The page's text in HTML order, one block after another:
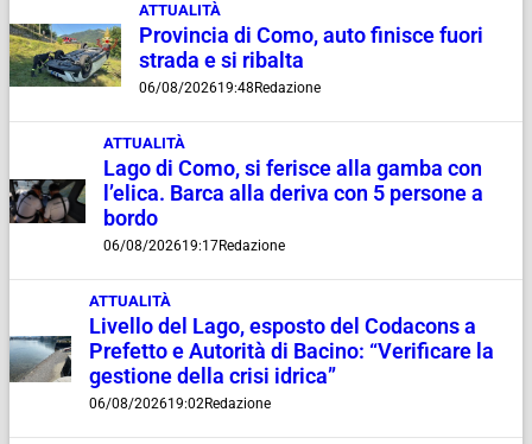
ATTUALITÀ
Provincia di Como, auto finisce fuori
strada e si ribalta
06/08/202619:48 Redazione
ATTUALITÀ
Lago di Como, si ferisce alla gamba con
l’elica. Barca alla deriva con 5 persone a
bordo
06/08/202619:17Redazione
ATTUALITÀ
Livello del Lago, esposto del Codacons a
Prefetto e Autorità di Bacino: “Verificare la
gestione della crisi idrica”
06/08/202619:02Redazione